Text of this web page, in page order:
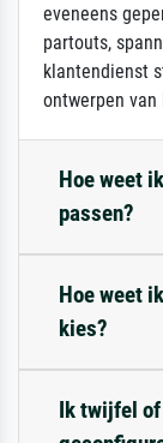
eveneens
partouts,
klantendienst
ontwerpen
Hoe weet
passen?
Hoe weet
kies?
Ik twijfel of